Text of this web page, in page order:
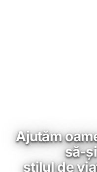
Ajutăm
să-
stilul de